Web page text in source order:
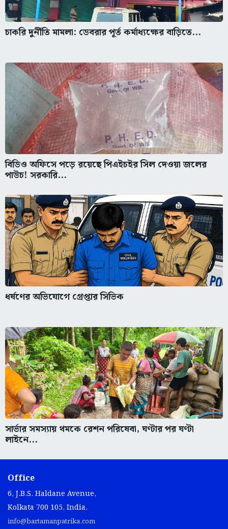
চাকরি দুর্নীতি মামলা: ডেবরার পূর্ত কর্মাধ্যক্ষের বাড়িতে...
বিডিও অফিসে পড়ে রয়েছে পিএইচইর সিল দেওয়া জলের
পাউচ! সরকারি...
ধর্ষণের অভিযোগে গ্রেপ্তার সিভিক
সার্ভার সমস্যায় থমকে রেশন পরিষেবা, ঘণ্টার পর ঘণ্টা
লাইনে...
Office
6, J.B.S. Haldane Avenue,
Kolkata 700 105, India.
info@bartamanpatrika.com